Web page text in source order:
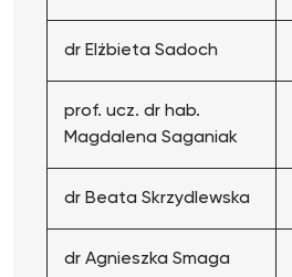
dr Elżbieta Sadoch
prof. ucz. dr hab.
Magdalena Saganiak
dr Beata Skrzydlewska
dr Agnieszka Smaga